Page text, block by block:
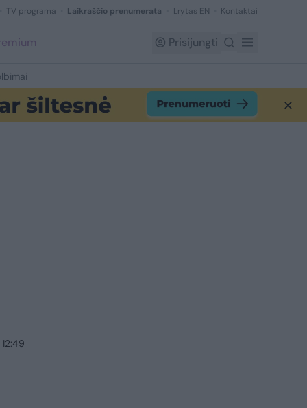
TV programa Laikraščio prenumerata Lrytas EN Kontaktai
Prisijungti